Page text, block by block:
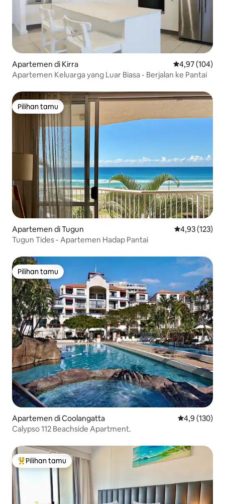
Apartemen di Kirra Nilai rata-rata
4,97 (104)
Apartemen Keluarga yang Luar Biasa - Berjalan ke Pantai
Pilihan tamu
Pilihan tamu
Apartemen di Tugun Nilai rata-rata
4,93 (123)
Tugun Tides - Apartemen Hadap Pantai
Pilihan tamu
Pilihan tamu
Apartemen di Coolangatta Nilai rata-rata
4,9 (130)
Calypso 112 Beachside Apartment.
Pilihan tamu terpopuler
Pilihan tamu